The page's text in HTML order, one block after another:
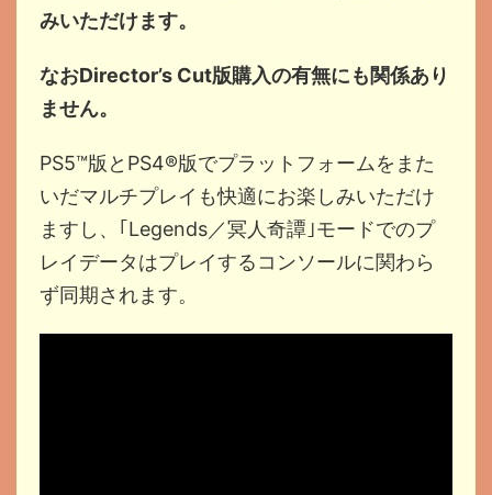
みいただけます。
なおDirector’s Cut版購入の有無にも関係あり
ません。
PS5™版とPS4®版でプラットフォームをまた
いだマルチプレイも快適にお楽しみいただけ
ますし、｢Legends／冥人奇譚｣モードでのプ
レイデータはプレイするコンソールに関わら
ず同期されます。